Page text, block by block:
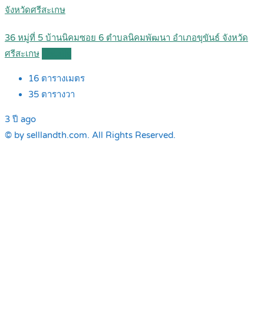
จังหวัดศรีสะเกษ
36 หมู่ที่ 5 บ้านนิคมซอย 6 ตำบลนิคมพัฒนา อำเภอขุขันธ์ จังหวัด
ศรีสะเกษ
16 ตารางเมตร
35 ตารางวา
3 ปี ago
© by selllandth.com. All Rights Reserved.